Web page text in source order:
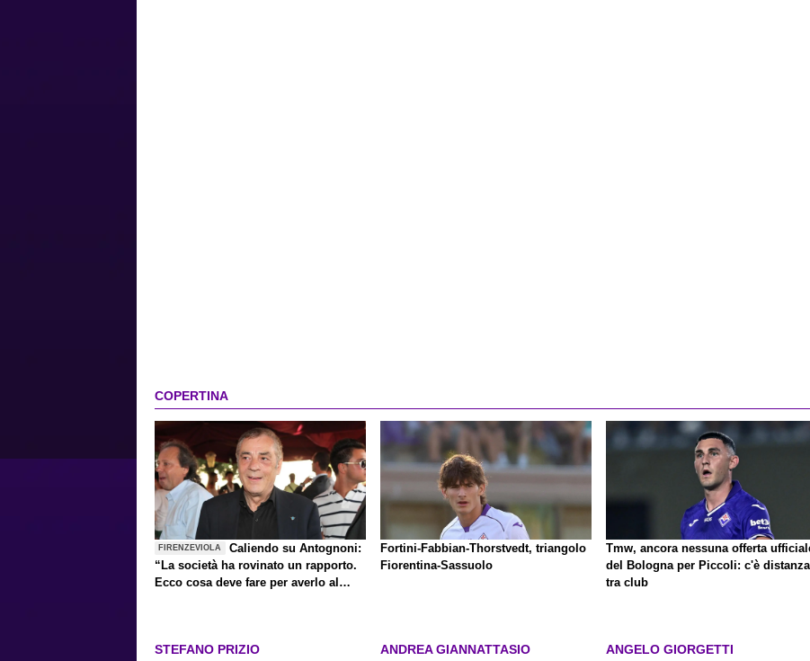
COPERTINA
FIRENZEVIOLA
Caliendo su Antognoni:
“La società ha rovinato un rapporto.
Ecco cosa deve fare per averlo al
Fortini-Fabbian-Thorstvedt, triangolo
Fiorentina-Sassuolo
Tmw, ancora nessuna offerta
del Bologna per Piccoli: c'è distanza
tra club
STEFANO PRIZIO ANDREA GIANNATTASIO ANGELO GIORGETTI